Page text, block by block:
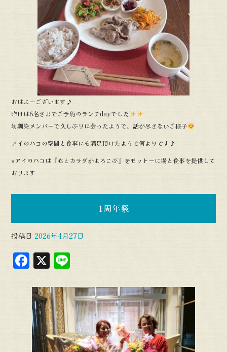
おはよーございます♪
昨日は6名さまでご予約のランチdayでした
幼馴染メンバーで久しぶりに会ったようで、話が尽きないご様子
アイのハコの空間と食事にも満足頂けたようで何よりです♪
⭐︎アイのハコは『心とカラダがよろこぶ』をモットーに場と食事を提供して
おります
1周年祭
投稿日 2026年4月27日
F
c
e
b
o
X
e